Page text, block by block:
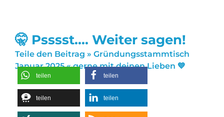
🤫 Psssst.... Weiter sagen!
Teile den Beitrag » Gründungsstammtisch
Januar 2025 « gerne mit deinen Lieben 💙
teilen teilen
teilen teilen